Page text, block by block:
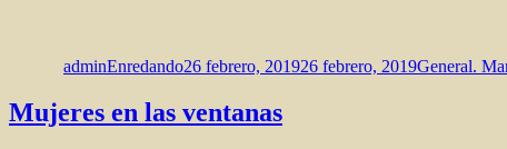
adminEnredando26 febrero, 201926 febrero, 2019General.
Mujeres en las ventanas